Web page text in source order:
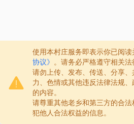
使用本村庄服务即表示你已阅读
协议》
。请务必严格遵守相关法
请勿上传、发布、传送、分享
力、色情或其他违反法律法规
的内容。
请尊重其他老乡和第三方的合
犯他人合法权益的信息。